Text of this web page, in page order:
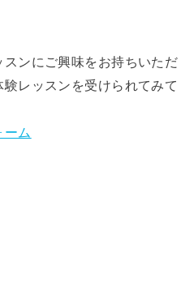
ンにご興味をお持ちいただ
レッスンを受けられてみて
ーム